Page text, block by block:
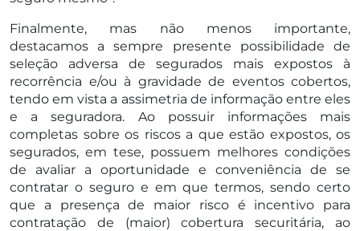
Finalmente, mas não menos importante,
destacamos a sempre presente possibilidade de
seleção adversa de segurados mais expostos à
recorrência e/ou à gravidade de eventos cobertos,
tendo em vista a assimetria de informação entre eles
e a seguradora. Ao possuir informações mais
completas sobre os riscos a que estão expostos, os
segurados, em tese, possuem melhores condições
de avaliar a oportunidade e conveniência de se
contratar o seguro e em que termos, sendo certo
que a presença de maior risco é incentivo para
contratação de (maior) cobertura securitária, ao